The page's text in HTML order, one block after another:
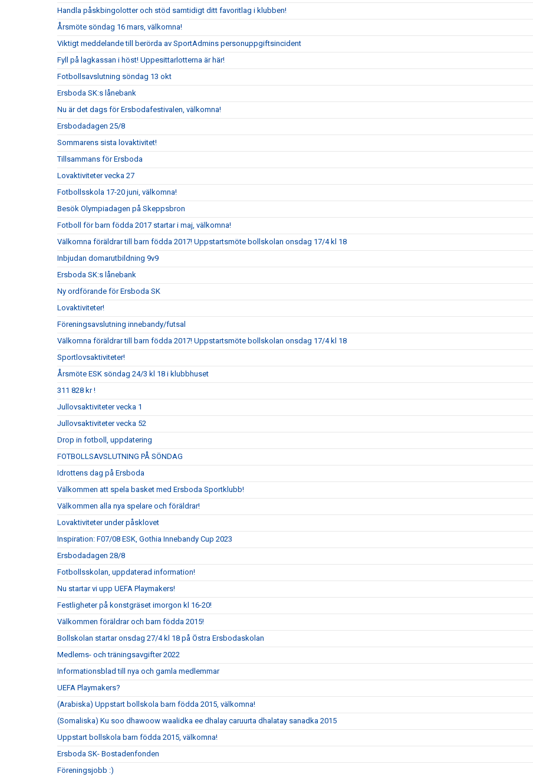
Handla påskbingolotter och stöd samtidigt ditt favoritlag i klubben!
Årsmöte söndag 16 mars, välkomna!
Viktigt meddelande till berörda av SportAdmins personuppgiftsincident
Fyll på lagkassan i höst! Uppesittarlotterna är här!
Fotbollsavslutning söndag 13 okt
Ersboda SK:s lånebank
Nu är det dags för Ersbodafestivalen, välkomna!
Ersbodadagen 25/8
Sommarens sista lovaktivitet!
Tillsammans för Ersboda
Lovaktiviteter vecka 27
Fotbollsskola 17-20 juni, välkomna!
Besök Olympiadagen på Skeppsbron
Fotboll för barn födda 2017 startar i maj, välkomna!
Välkomna föräldrar till barn födda 2017! Uppstartsmöte bollskolan onsdag 17/4 kl 18
Inbjudan domarutbildning 9v9
Ersboda SK:s lånebank
Ny ordförande för Ersboda SK
Lovaktiviteter!
Föreningsavslutning innebandy/futsal
Välkomna föräldrar till barn födda 2017! Uppstartsmöte bollskolan onsdag 17/4 kl 18
Sportlovsaktiviteter!
Årsmöte ESK söndag 24/3 kl 18 i klubbhuset
311 828 kr !
Jullovsaktiviteter vecka 1
Jullovsaktiviteter vecka 52
Drop in fotboll, uppdatering
FOTBOLLSAVSLUTNING PÅ SÖNDAG
Idrottens dag på Ersboda
Välkommen att spela basket med Ersboda Sportklubb!
Välkommen alla nya spelare och föräldrar!
Lovaktiviteter under påsklovet
Inspiration: F07/08 ESK, Gothia Innebandy Cup 2023
Ersbodadagen 28/8
Fotbollsskolan, uppdaterad information!
Nu startar vi upp UEFA Playmakers!
Festligheter på konstgräset imorgon kl 16-20!
Välkommen föräldrar och barn födda 2015!
Bollskolan startar onsdag 27/4 kl 18 på Östra Ersbodaskolan
Medlems- och träningsavgifter 2022
Informationsblad till nya och gamla medlemmar
UEFA Playmakers?
(Arabiska) Uppstart bollskola barn födda 2015, välkomna!
(Somaliska) Ku soo dhawoow waalidka ee dhalay caruurta dhalatay sanadka 2015
Uppstart bollskola barn födda 2015, välkomna!
Ersboda SK- Bostadenfonden
Föreningsjobb :)